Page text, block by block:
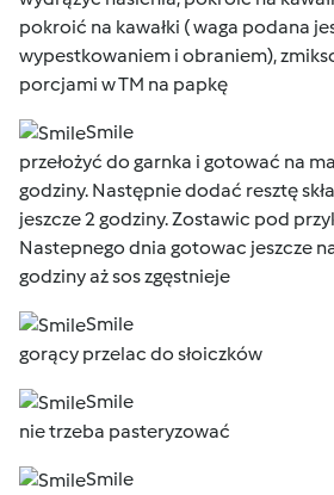
pokroić na kawałki ( waga podana
wypestkowaniem i obraniem),
porcjami w TM na papkę
Smile
przełożyć do garnka i gotować na
godziny. Następnie dodać resztę
jeszcze 2 godziny. Zostawic pod
Nastepnego dnia gotowac jeszcze
godziny aż sos zgęstnieje
Smile
gorący przelac do słoiczków
Smile
nie trzeba pasteryzować
Smile